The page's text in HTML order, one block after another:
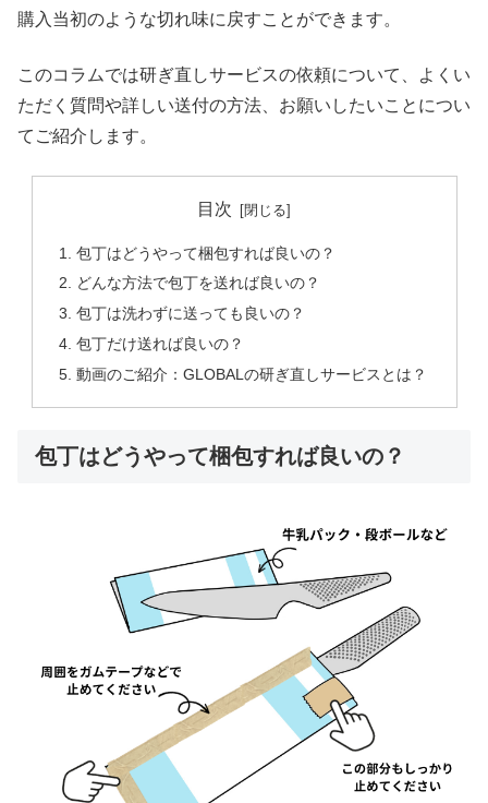
購入当初のような切れ味に戻すことができます。
このコラムでは研ぎ直しサービスの依頼について、よくい
ただく質問や詳しい送付の方法、お願いしたいことについ
てご紹介します。
目次
包丁はどうやって梱包すれば良いの？
どんな方法で包丁を送れば良いの？
包丁は洗わずに送っても良いの？
包丁だけ送れば良いの？
動画のご紹介：GLOBALの研ぎ直しサービスとは？
包丁はどうやって梱包すれば良いの？